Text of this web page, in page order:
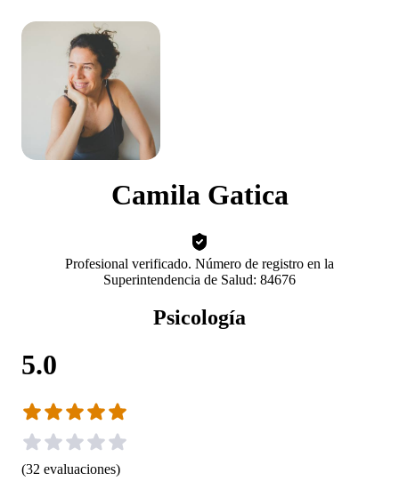
Camila Gatica
Profesional verificado. Número de registro en la
Superintendencia de Salud: 84676
Psicología
5.0
(32 evaluaciones)